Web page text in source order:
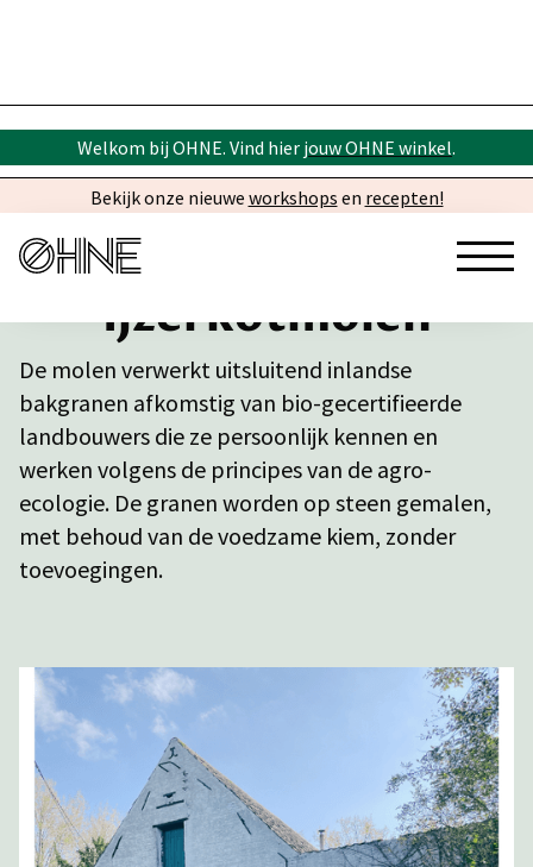
Welkom bij OHNE. Vind hier jouw OHNE winkel.
Bekijk onze nieuwe workshops en recepten!
Ijzerkotmolen
De molen verwerkt uitsluitend inlandse
bakgranen afkomstig van bio-gecertifieerde
landbouwers die ze persoonlijk kennen en
werken volgens de principes van de agro-
ecologie. De granen worden op steen gemalen,
met behoud van de voedzame kiem, zonder
toevoegingen.